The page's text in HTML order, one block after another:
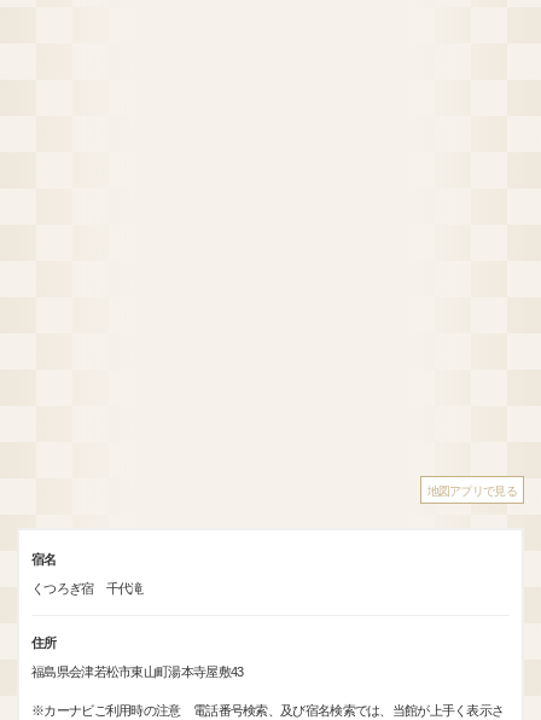
地図アプリで見る
宿名
くつろぎ宿 千代滝
住所
福島県会津若松市東山町湯本寺屋敷43
※カーナビご利用時の注意 電話番号検索、及び宿名検索では、当館が上手く表示さ